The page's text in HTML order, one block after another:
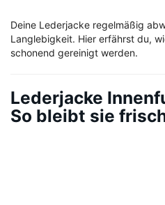
Deine Lederjacke regelmäßig
Langlebigkeit. Hier erfährst du,
schonend gereinigt werden.
Lederjacke
So bleibt sie